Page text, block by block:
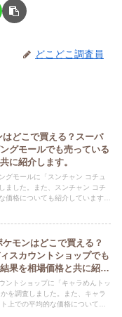
どこどこ調査員
どこで買える？スーパ
グモールでも売っている
に紹介します。
グモールに「スンチャン コチュ
ました。また、スンチャン コチ
価格についても紹介しています。
モンはどこで買える？
スカウントショップでも
果を相場価格と共に紹介
ントショップに「キャラめんトッ
を調査しました。また、キャラ
上での平均的な価格についても